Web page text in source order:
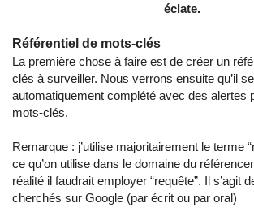
éclate.
Référentiel de mots-clés
La première chose à faire est de créer un
clés à surveiller. Nous verrons ensuite qu’il
automatiquement complété avec des alertes
mots-clés.
Remarque : j’utilise majoritairement le terme
ce qu’on utilise dans le domaine du
réalité il faudrait employer “requête”. Il s’agit
cherchés sur Google (par écrit ou par oral)